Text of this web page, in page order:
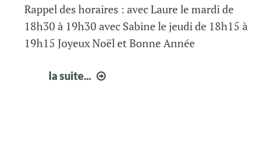
Rappel des horaires : avec Laure le mardi de
18h30 à 19h30 avec Sabine le jeudi de 18h15 à
19h15 Joyeux Noël et Bonne Année
la suite...